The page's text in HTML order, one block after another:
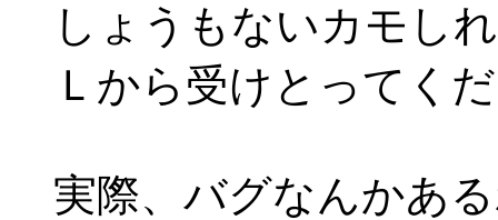
しょうもないカモし
Ｌから受けとってく
実際、バグなんかあ